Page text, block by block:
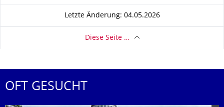
Letzte Änderung: 04.05.2026
Diese Seite …
OFT GESUCHT